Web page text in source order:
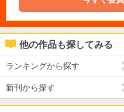
他の作品も探してみる
ランキングから探す
新刊から探す